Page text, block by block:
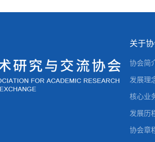
关于
协会简
发展理
核心业
发展历
协会章